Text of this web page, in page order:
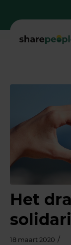
Het
18 maart 2020 /